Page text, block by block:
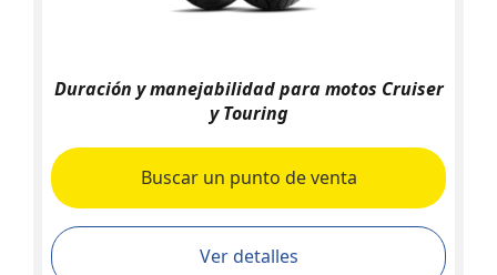
Duración y manejabilidad para motos Cruiser
y Touring
Buscar un punto de venta
Ver detalles